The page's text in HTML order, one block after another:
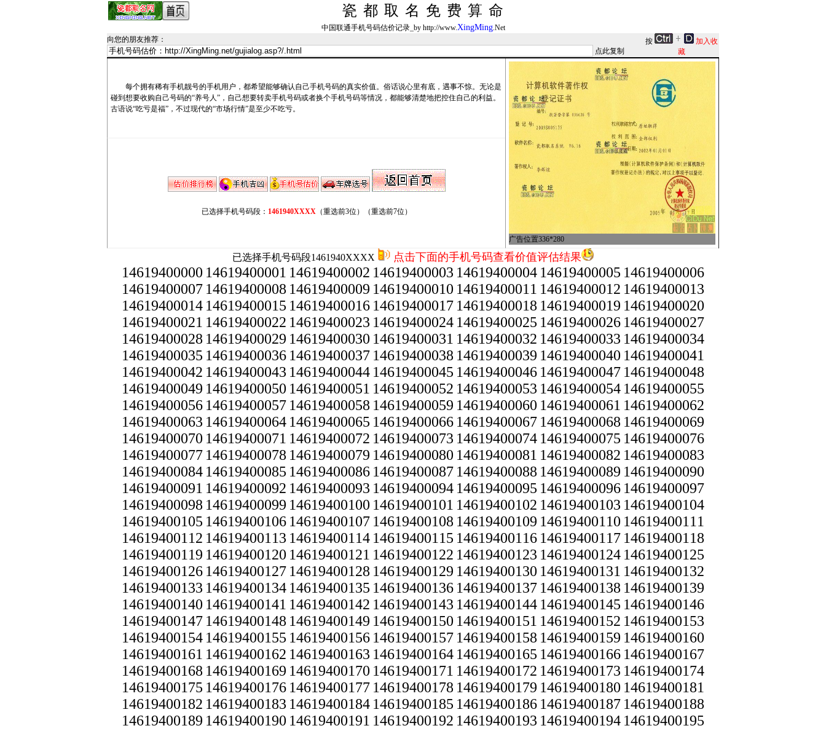
瓷都取名免费算命
中国联通手机号码估价记录_by http://www.XingMing.Net
向您的朋友推荐 ：
点此复制
按
加入收
藏
每个拥有稀有手机靓号的手机用户，都希望能够确认自己手机号码的真实价值。俗话说心里有底，遇事不惊。无论是
碰到想要收购自己号码的“养号人”，自己想要转卖手机号码或者换个手机号码等情况，都能够清楚地把控住自己的利益。
古语说“吃亏是福”，不过现代的“市场行情”是至少不吃亏。
广告位置336*280
已选择手机号码段： 1461940XXXX（重选前3位） （重选前7位）
已选择手机号码段1461940XXXX 点击下面的手机号码查看价值评估结果
14619400000 14619400001 14619400002 14619400003 14619400004 14619400005 14619400006
14619400007 14619400008 14619400009 14619400010 14619400011 14619400012 14619400013
14619400014 14619400015 14619400016 14619400017 14619400018 14619400019 14619400020
14619400021 14619400022 14619400023 14619400024 14619400025 14619400026 14619400027
14619400028 14619400029 14619400030 14619400031 14619400032 14619400033 14619400034
14619400035 14619400036 14619400037 14619400038 14619400039 14619400040 14619400041
14619400042 14619400043 14619400044 14619400045 14619400046 14619400047 14619400048
14619400049 14619400050 14619400051 14619400052 14619400053 14619400054 14619400055
14619400056 14619400057 14619400058 14619400059 14619400060 14619400061 14619400062
14619400063 14619400064 14619400065 14619400066 14619400067 14619400068 14619400069
14619400070 14619400071 14619400072 14619400073 14619400074 14619400075 14619400076
14619400077 14619400078 14619400079 14619400080 14619400081 14619400082 14619400083
14619400084 14619400085 14619400086 14619400087 14619400088 14619400089 14619400090
14619400091 14619400092 14619400093 14619400094 14619400095 14619400096 14619400097
14619400098 14619400099 14619400100 14619400101 14619400102 14619400103 14619400104
14619400105 14619400106 14619400107 14619400108 14619400109 14619400110 14619400111
14619400112 14619400113 14619400114 14619400115 14619400116 14619400117 14619400118
14619400119 14619400120 14619400121 14619400122 14619400123 14619400124 14619400125
14619400126 14619400127 14619400128 14619400129 14619400130 14619400131 14619400132
14619400133 14619400134 14619400135 14619400136 14619400137 14619400138 14619400139
14619400140 14619400141 14619400142 14619400143 14619400144 14619400145 14619400146
14619400147 14619400148 14619400149 14619400150 14619400151 14619400152 14619400153
14619400154 14619400155 14619400156 14619400157 14619400158 14619400159 14619400160
14619400161 14619400162 14619400163 14619400164 14619400165 14619400166 14619400167
14619400168 14619400169 14619400170 14619400171 14619400172 14619400173 14619400174
14619400175 14619400176 14619400177 14619400178 14619400179 14619400180 14619400181
14619400182 14619400183 14619400184 14619400185 14619400186 14619400187 14619400188
14619400189 14619400190 14619400191 14619400192 14619400193 14619400194 14619400195